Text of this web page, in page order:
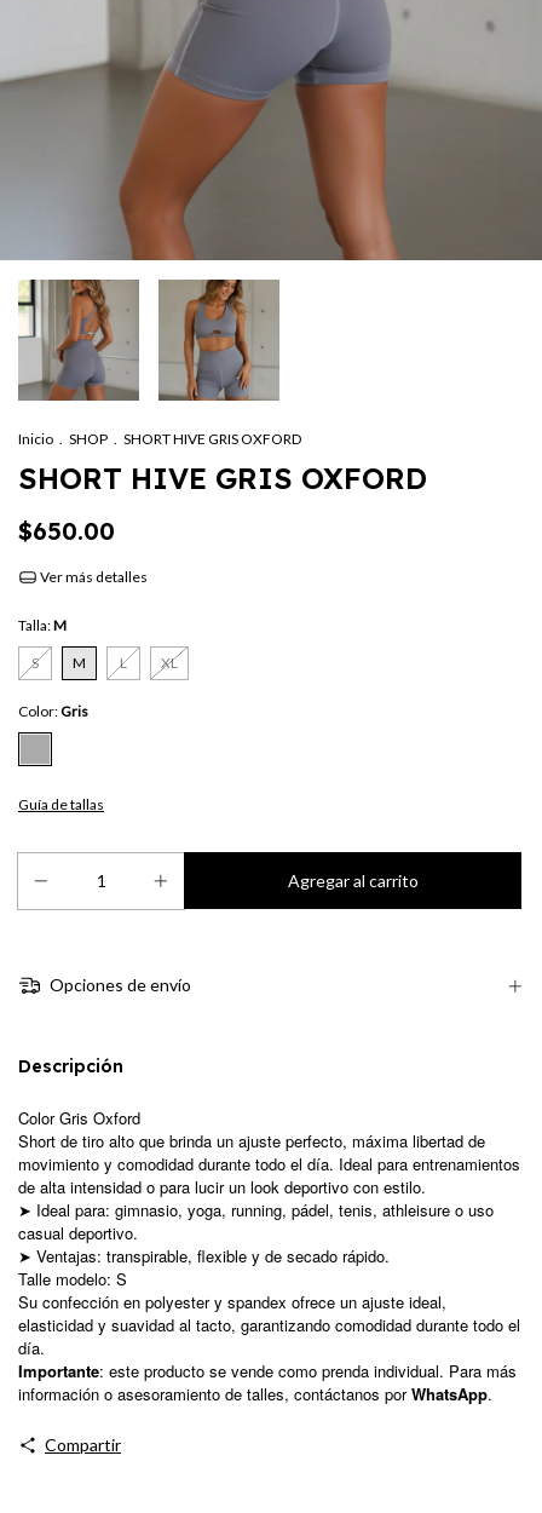
Inicio . SHOP . SHORT HIVE GRIS OXFORD
SHORT HIVE GRIS OXFORD
$650.00
Ver más detalles
Talla:M
S M L XL
Color:Gris
Guía de tallas
Opciones de envío
Descripción
ColorGris Oxford
Short de tiro alto que brinda un ajuste perfecto, máxima libertad de
movimiento y comodidad durante todo el día. Ideal para entrenamientos
de alta intensidad o para lucir un look deportivo con estilo.
➤ Ideal para: gimnasio, yoga, running, pádel, tenis, athleisure o uso
casual deportivo.
➤ Ventajas: transpirable, flexible y de secado rápido.
Talle modelo: S
Su confección en polyester y spandex ofrece un ajuste ideal,
elasticidad y suavidad al tacto, garantizando comodidad durante todo el
día.
Importante: este producto se vende como prenda individual. Para más
información o asesoramiento de talles, contáctanos porWhatsApp.
Compartir